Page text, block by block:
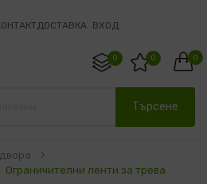
ДОСТАВКА ВХОД
0
0 0
Търсене
Ограничителни ленти за трева